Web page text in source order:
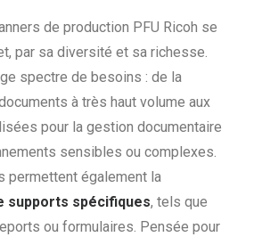
de production PFU Ricoh se
par sa diversité et sa richesse.
spectre de besoins : de la
à très haut volume aux
pour la gestion documentaire
sensibles ou complexes.
permettent également la
supports spécifiques, tels que
ou formulaires. Pensée pour